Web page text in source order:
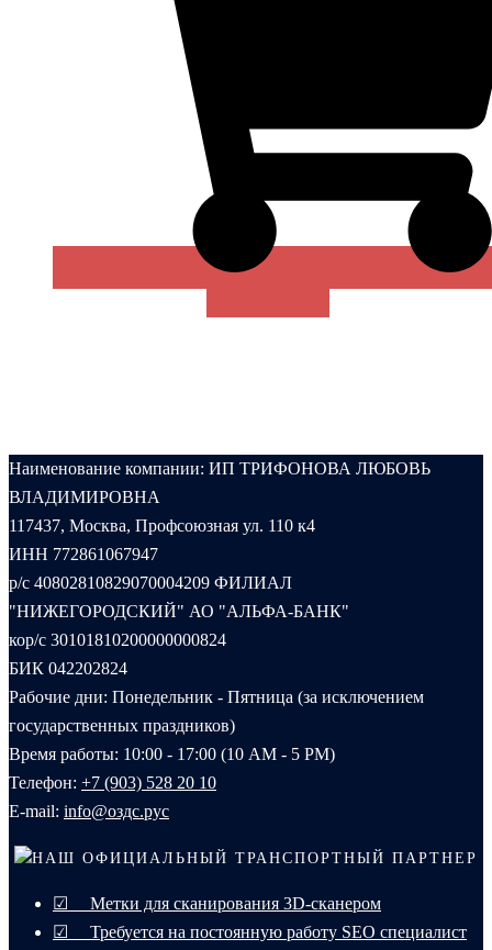
Наименование компании: ИП ТРИФОНОВА ЛЮБОВЬ
ВЛАДИМИРОВНА
117437, Москва, Профсоюзная ул. 110 к4
ИНН 772861067947
р/с 40802810829070004209 ФИЛИАЛ
"НИЖЕГОРОДСКИЙ" АО "АЛЬФА-БАНК"
кор/с 30101810200000000824
БИК 042202824
Рабочие дни: Понедельник - Пятница (за исключением
государственных праздников)
Время работы: 10:00 - 17:00 (10 AM - 5 PM)
Телефон: +7 (903) 528 20 10‬
E-mail: info@оздс.рус
НАШ ОФИЦИАЛЬНЫЙ ТРАНСПОРТНЫЙ ПАРТНЕР
☑ Метки для сканирования 3D-сканером
☑ Требуется на постоянную работу SEO специалист